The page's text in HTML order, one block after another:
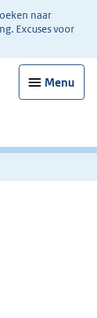
naar
Excuses voor
Menu